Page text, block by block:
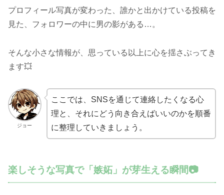
プロフィール写真が変わった、誰かと出かけている投稿を
見た、フォロワーの中に男の影がある…。
そんな小さな情報が、思っている以上に心を揺さぶってき
ます💥
ジョー
ここでは、SNSを通じて連絡したくなる心
理と、それにどう向き合えばいいのかを順番
に整理していきましょう。
楽しそうな写真で「嫉妬」が芽生える瞬間📷